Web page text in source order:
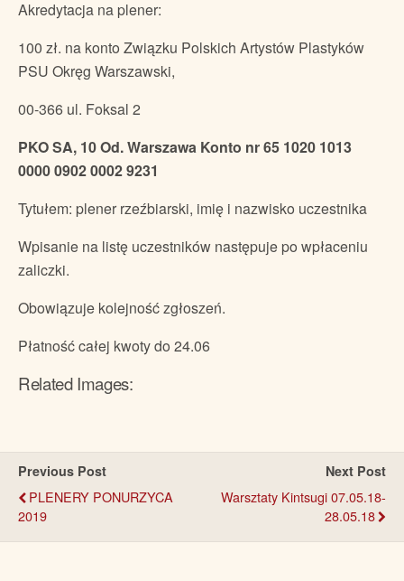
Akredytacja na plener:
100 zł. na konto Związku Polskich Artystów Plastyków
PSU Okręg Warszawski,
00-366 ul. Foksal 2
PKO SA, 10 Od. Warszawa Konto nr 65 1020 1013
0000 0902 0002 9231
Tytułem: plener rzeźbiarski, imię i nazwisko uczestnika
Wpisanie na listę uczestników następuje po wpłaceniu
zaliczki.
Obowiązuje kolejność zgłoszeń.
Płatność całej kwoty do 24.06
Related Images:
Previous Post
PLENERY PONURZYCA
2019
Next Post
Warsztaty Kintsugi 07.05.18-
28.05.18